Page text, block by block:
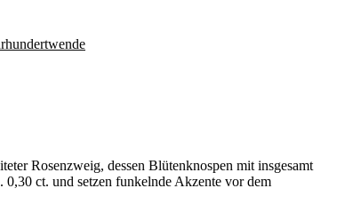
Rosenzweig, dessen Blütenknospen mit insgesamt
ct. und setzen funkelnde Akzente vor dem